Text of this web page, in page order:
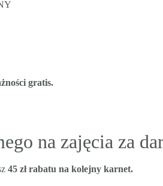
gratis.
na zajęcia za
45 zł rabatu na kolejny karnet.